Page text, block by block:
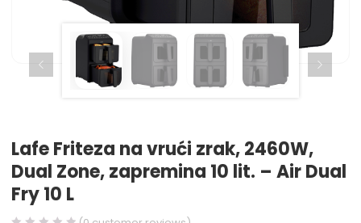
Lafe Friteza na vrući zrak, 2460W,
Dual Zone, zapremina 10 lit. – Air Dual
Fry 10 L